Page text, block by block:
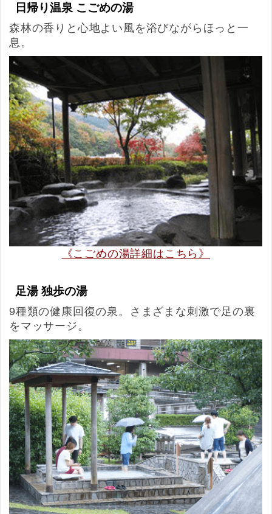
日帰り温泉 こごめの湯
森林の香りと心地よい風を浴びながらほっと一
息。
《こごめの湯詳細はこちら》
足湯 独歩の湯
9種類の健康回復の泉。さまざまな刺激で足の裏
をマッサージ。